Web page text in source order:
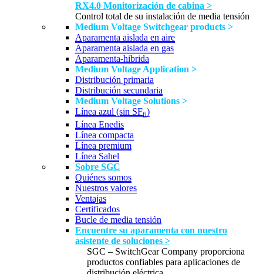
RX4.0 Monitorización de cabina >
Control total de su instalación de media tensión
Medium Voltage Switchgear products >
Aparamenta aislada en aire
Aparamenta aislada en gas
Aparamenta-hibrida
Medium Voltage Application >
Distribución primaria
Distribución secundaria
Medium Voltage Solutions >
Línea azul (sin SF6)
Línea Enedis
Línea compacta
Línea premium
Línea Sahel
Sobre SGC
Quiénes somos
Nuestros valores
Ventajas
Certificados
Bucle de media tensión
Encuentre su aparamenta con nuestro
asistente de soluciones >
SGC – SwitchGear Company proporciona
productos confiables para aplicaciones de